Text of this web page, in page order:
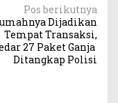
Pos berikutnya
Dijadikan
Tempat Transaksi,
27 Paket Ganja
Ditangkap Polisi